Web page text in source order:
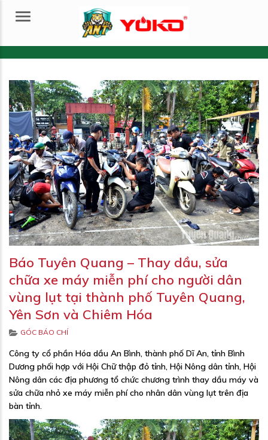
Menu
Báo Tuyên Quang – Thay dầu, sửa
chữa xe máy miễn phí cho người dân
vùng lụt tại thành phố Tuyên Quang,
Yên Sơn và Chiêm Hóa
Categories
GÓC BÁO CHÍ
Công ty cổ phần Hóa dầu An Bình, thành phố Dĩ An, tỉnh Bình
Dương phối hợp với Hội Chữ thập đỏ tỉnh, Hội Nông dân tỉnh, Hội
Nông dân các địa phương tổ chức chương trình thay dầu máy và
sửa chữa nhỏ xe máy miễn phí cho nhân dân vùng lụt trên địa
bàn tỉnh.